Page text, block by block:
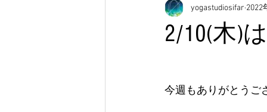
2/10(木)
yogastudiosifar 2022
今週もありがとうご